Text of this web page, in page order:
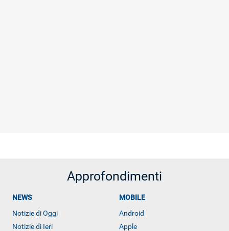
Approfondimenti
NEWS
Notizie di Oggi
Notizie di Ieri
MOBILE
Android
Apple